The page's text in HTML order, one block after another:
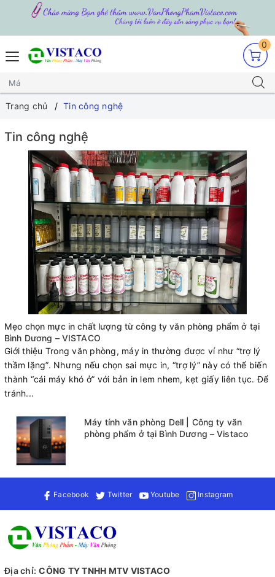
0
Trang chủ Tin công nghệ
Tin công nghệ
Mẹo chọn mực in chất lượng từ công ty văn phòng phẩm ở tại
Bình Dương – VISTACO
Giới thiệu Trong văn phòng, máy in thường được ví như “trợ lý
thầm lặng”. Nhưng nếu chọn sai mực in, “trợ lý” này có thể biến
thành “cái máy khó ở” với bản in lem nhem, kẹt giấy liên tục. Để
tránh...
Máy tính văn phòng Dell | Công ty văn
phòng phẩm ở tại Bình Dương – Vistaco
Facebook Twitter Youtube Instagram
Địa chỉ: CÔNG TY TNHH MTV VISTACO